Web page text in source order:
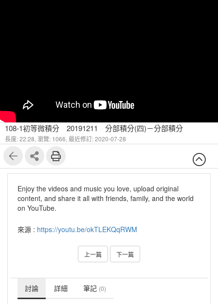
108-1初等微積分 20191211 分部積分(四)－分部積分
長度: 22:28, 瀏覽: 1066, 最近修訂: 2020-07-28
Enjoy the videos and music you love, upload original
content, and share it all with friends, family, and the world
on YouTube.
來源 : https://youtu.be/okTLEKQqRWM
上一篇 下一篇
討論 詳細 筆記 (0)